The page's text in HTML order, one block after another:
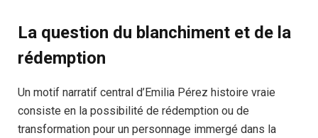
La question du blanchiment et de la
rédemption
Un motif narratif central d’Emilia Pérez histoire vraie
consiste en la possibilité de rédemption ou de
transformation pour un personnage immergé dans la